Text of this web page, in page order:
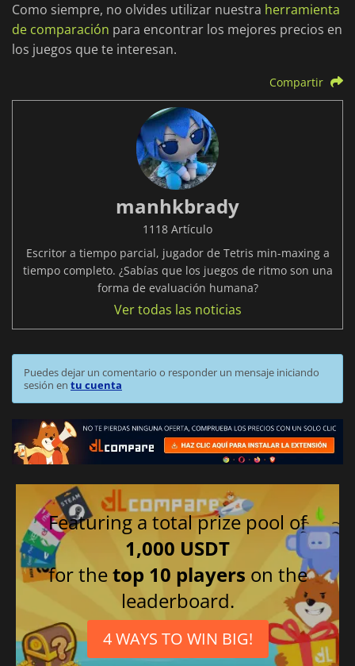
Como siempre, no olvides utilizar nuestra herramienta
de comparación para encontrar los mejores precios en
los juegos que te interesan.
Compartir
manhkbrady
1118 Artículo
Escritor a tiempo parcial, jugador de Tetris min-maxing a
tiempo completo. ¿Sabías que los juegos de ritmo son una
forma de evaluación humana?
Ver todas las noticias
Puedes dejar un comentario o responder un mensaje iniciando
sesión en tu cuenta
Featuring a total prize pool of
1,000 USDT
for thetop 10 players on the
leaderboard.
4 WAYS TO WIN BIG!